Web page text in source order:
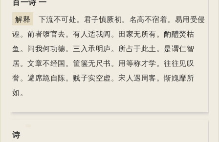
解释
下流不可处。君子慎厥初。名高不宿着。易用受侵
诬。前者隳官去。有人适我闾。田家无所有。酌醴焚枯
鱼。问我何功德。三入承明庐。所占于此土。是谓仁智
居。文章不经国。筐箧无尺书。用等称才学。往往见叹
誉。避席跪自陈。贱子实空虚。宋人遇周客。惭媿靡所
如。
诗